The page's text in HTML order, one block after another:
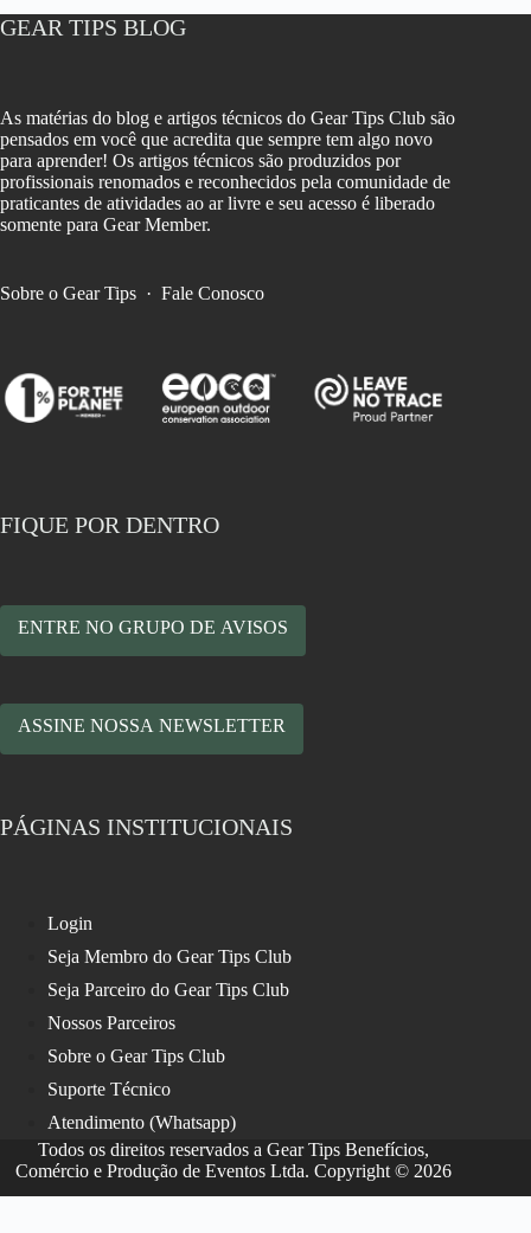
GEAR TIPS BLOG
As matérias do blog e artigos técnicos do Gear Tips Club são
pensados em você que acredita que sempre tem algo novo
para aprender! Os artigos técnicos são produzidos por
profissionais renomados e reconhecidos pela comunidade de
praticantes de atividades ao ar livre e seu acesso é liberado
somente para Gear Member.
Sobre o Gear Tips · Fale Conosco
FIQUE POR DENTRO
ENTRE NO GRUPO DE AVISOS
ASSINE NOSSA NEWSLETTER
PÁGINAS INSTITUCIONAIS
Login
Seja Membro do Gear Tips Club
Seja Parceiro do Gear Tips Club
Nossos Parceiros
Sobre o Gear Tips Club
Suporte Técnico
Atendimento (Whatsapp)
Todos os direitos reservados a Gear Tips Benefícios,
Comércio e Produção de Eventos Ltda. Copyright © 2026